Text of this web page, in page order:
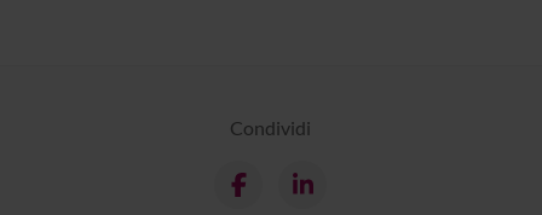
Condividi